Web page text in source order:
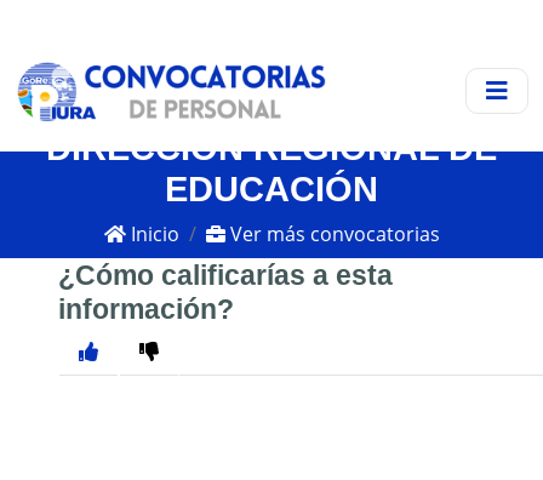
DIRECCIÓN REGIONAL DE
EDUCACIÓN
Inicio Ver más convocatorias
¿Cómo calificarías a esta
información?